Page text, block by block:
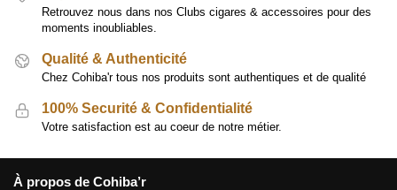
Retrouvez nous dans nos Clubs cigares & accessoires pour des
moments inoubliables.
Qualité & Authenticité
Chez Cohiba'r tous nos produits sont authentiques et de qualité
100% Securité & Confidentialité
Votre satisfaction est au coeur de notre métier.
À propos de Cohiba’r